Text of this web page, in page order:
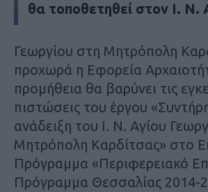
θα τοποθετηθεί στον Ι. Ν.
Γεωργίου στη Μητρόπολη
προχωρά η Εφορεία
προμήθεια θα βαρύνει τις
πιστώσεις του έργου
ανάδειξη του Ι. Ν. Αγίου
Μητρόπολη Καρδίτσας» στο
Πρόγραμμα «Περιφερειακό
Πρόγραμμα Θεσσαλίας 2014-